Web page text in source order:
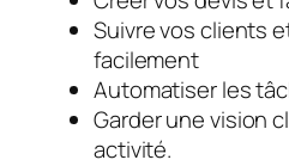
Suivre vos clients
facilement
Automatiser les
Garder une vision
activité.